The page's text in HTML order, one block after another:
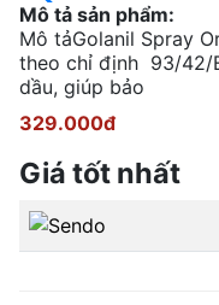
Mô tả sản phẩm:
Mô tảGolanil Spray
theo chỉ định 93/42/
dầu, giúp bảo
329.000đ
Giá tốt nhất